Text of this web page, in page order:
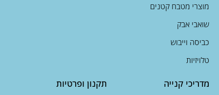
מוצרי מטבח קטנים
שואבי אבק
כביסה וייבוש
טלויזיות
מדריכי קנייה תקנון ופרטיות